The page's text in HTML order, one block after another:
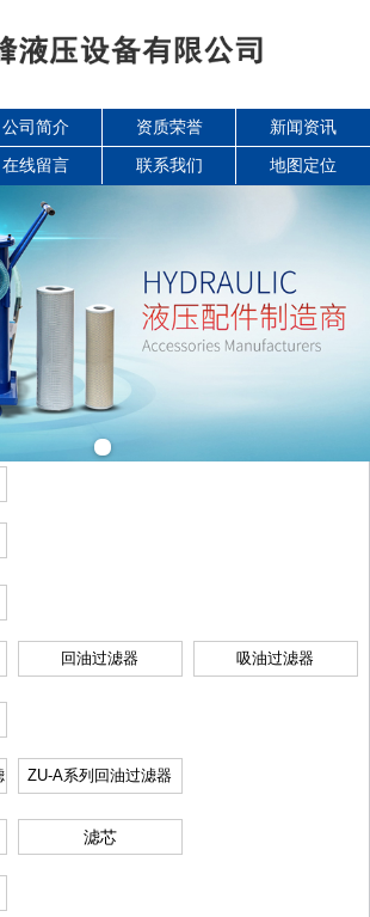
公司简介 资质荣誉
新闻资讯
在线留言 联系我们 地图定位
回油过滤器 吸油过滤器
ZU-A系列回油过滤器
滤芯